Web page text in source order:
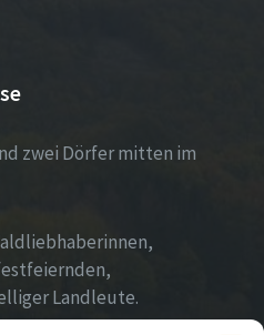
zwei Dörfer mitten im
Landleute.